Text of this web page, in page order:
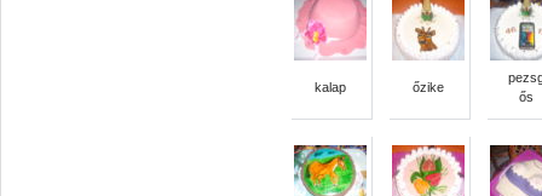
kalap őzike
ős